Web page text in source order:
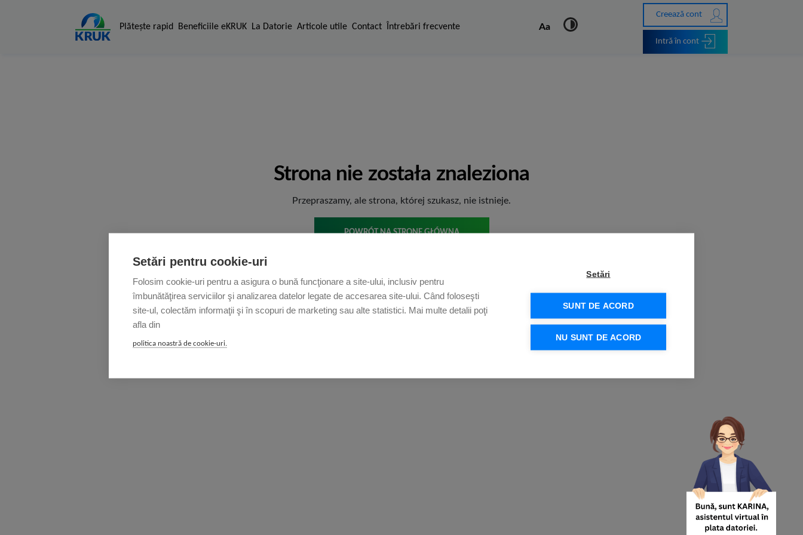
Plăteşte rapid Beneficiile eKRUK La Datorie Articole utile Contact Întrebări frecvente Aa
Creează cont
Intră în cont
Strona nie została znaleziona
Przepraszamy, ale strona, której szukasz, nie istnieje.
POWRÓT NA STRONĘ GŁÓWNĄ
Setări pentru cookie-uri
Folosim cookie-uri pentru a asigura o bună funcţionare a site-ului, inclusiv pentru
îmbunătăţirea serviciilor şi analizarea datelor legate de accesarea site-ului. Când foloseşti
site-ul, colectăm informaţii şi în scopuri de marketing sau alte statistici. Mai multe detalii poţi
afla din
politica noastră de cookie-uri.
Setări
SUNT DE ACORD
NU SUNT DE ACORD